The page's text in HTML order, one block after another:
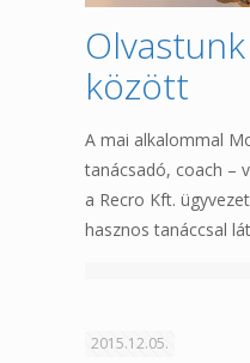
között
A mai alkalommal
tanácsadó, coach –
a Recro Kft.
hasznos tanáccsal
2015.12.05.